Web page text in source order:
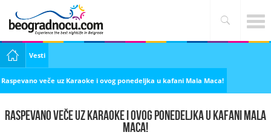
Vesti
Raspevano veče uz Karaoke i ovog ponedeljka u kafani Mala Maca!
Raspevano veče uz Karaoke i ovog ponedeljka u kafani Mala
Maca!